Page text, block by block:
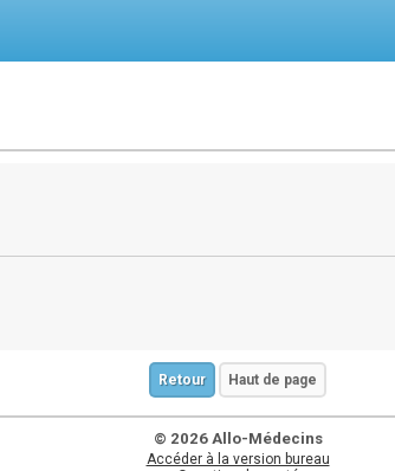
Retour Haut de page
© 2026 Allo-Médecins
Accéder à la version bureau